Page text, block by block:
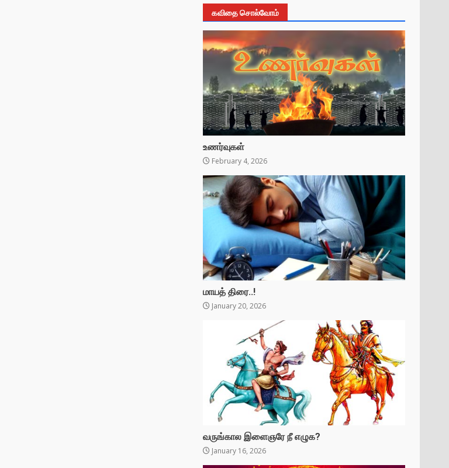
கவிதை சொல்வோம்
உணர்வுகள்
February 4, 2026
மாயத் திரை..!
January 20, 2026
வருங்கால இளைஞரே நீ எழுக?
January 16, 2026